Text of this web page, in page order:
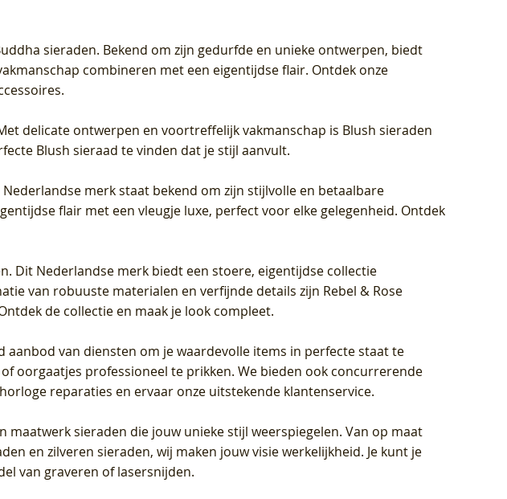
sieraden. Bekend om zijn gedurfde en unieke ontwerpen, biedt
combineren met een eigentijdse flair. Ontdek onze
delicate ontwerpen en voortreffelijk vakmanschap is Blush sieraden
Blush sieraad te vinden dat je stijl aanvult.
merk staat bekend om zijn stijlvolle en betaalbare
flair met een vleugje luxe, perfect voor elke gelegenheid. Ontdek
Dit Nederlandse merk biedt een stoere, eigentijdse collectie
van robuuste materialen en verfijnde details zijn Rebel & Rose
de collectie en maak je look compleet.
aanbod van diensten om je waardevolle items in perfecte staat te
oorgaatjes professioneel te prikken. We bieden ook concurrerende
reparaties en ervaar onze uitstekende klantenservice.
maatwerk sieraden die jouw unieke stijl weerspiegelen. Van op maat
en zilveren sieraden, wij maken jouw visie werkelijkheid. Je kunt je
van graveren of lasersnijden.